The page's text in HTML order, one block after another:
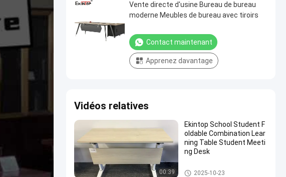
Vente directe d'usine Bureau de bureau
moderne Meubles de bureau avec tiroirs
Contact maintenant
Apprenez davantage
Vidéos relatives
00:39
Ekintop School Student F
oldable Combination Lear
ning Table Student Meeti
ng Desk
bureau commercial
2025-10-23